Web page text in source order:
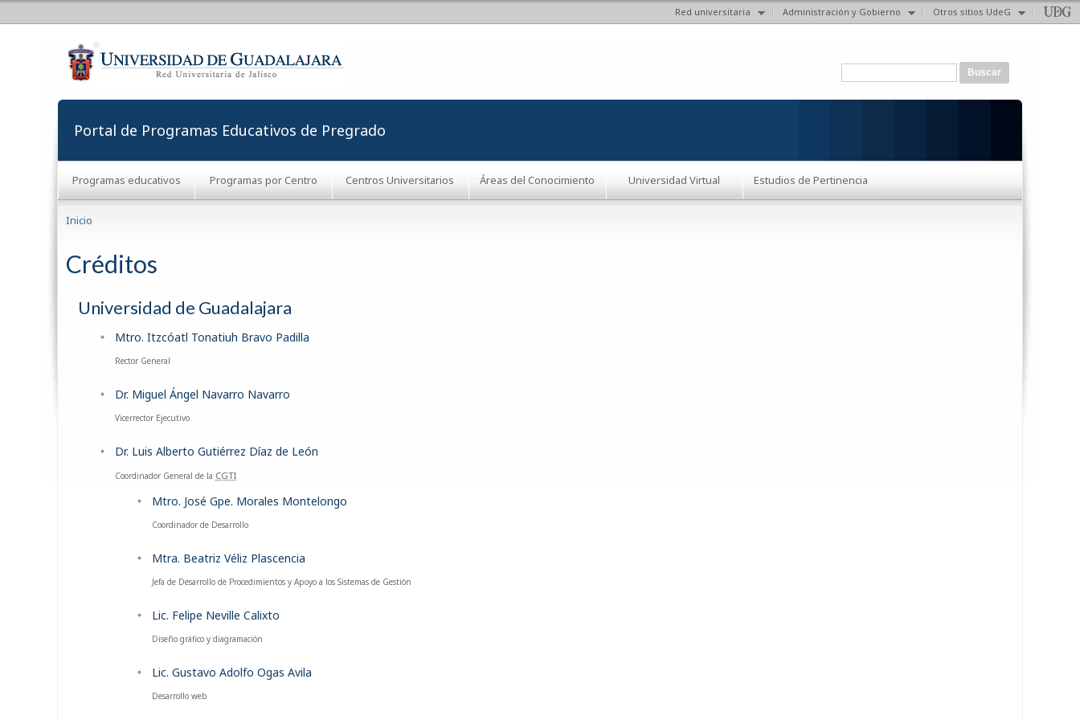
Red universitaria Administración y Gobierno Otros sitios UdeG
Formulario de búsqueda
Portal de Programas Educativos de Pregrado
Programas educativos Programas por Centro Centros Universitarios Áreas del Conocimiento Universidad Virtual Estudios de Pertinencia
Inicio
Créditos
Universidad de Guadalajara
Mtro. Itzcóatl Tonatiuh Bravo Padilla
Rector General
Dr. Miguel Ángel Navarro Navarro
Vicerrector Ejecutivo
Dr. Luis Alberto Gutiérrez Díaz de León
Coordinador General de la CGTI
Mtro. José Gpe. Morales Montelongo
Coordinador de Desarrollo
Mtra. Beatriz Véliz Plascencia
Jefa de Desarrollo de Procedimientos y Apoyo a los Sistemas de Gestión
Lic. Felipe Neville Calixto
Diseño gráfico y diagramación
Lic. Gustavo Adolfo Ogas Avila
Desarrollo web